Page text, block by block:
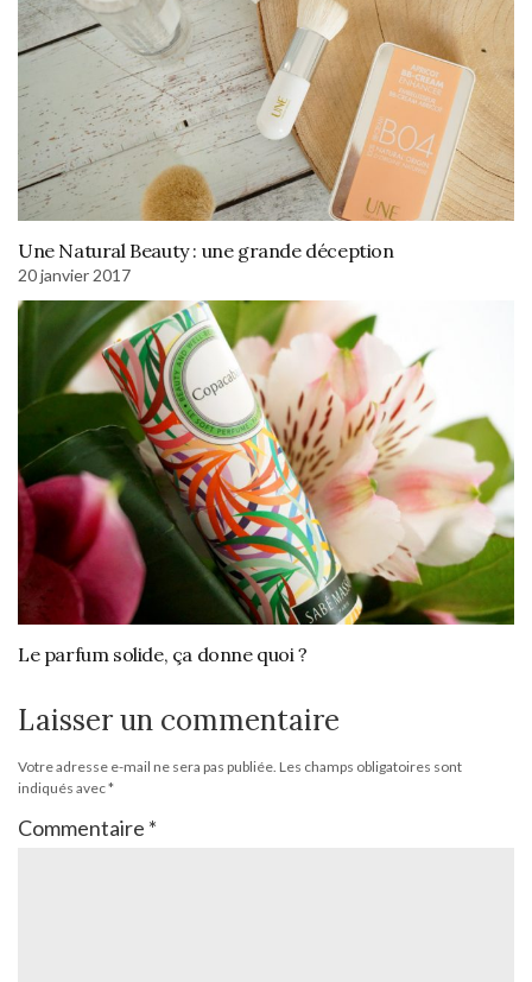
Une Natural Beauty : une grande déception
20 janvier 2017
Le parfum solide, ça donne quoi ?
Laisser un commentaire
Votre adresse e-mail ne sera pas publiée. Les champs obligatoires sont
indiqués avec*
Commentaire *